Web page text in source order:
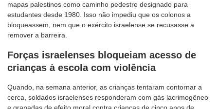
mapas palestinos como caminho pedestre designado para
estudantes desde 1980. Isso não impediu que os colonos a
bloqueassem, nem que o exército israelense se recusasse a
remover a barreira.
Forças israelenses bloqueiam acesso de
crianças à escola com violência
Quando, na semana anterior, as crianças tentaram contornar a
cerca, soldados israelenses responderam com gás lacrimogêneo
e granadas de efeito moral contra crianças de cinco anos de